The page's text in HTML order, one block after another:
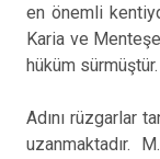
en önemli
Karia ve
hüküm
Adını rüzgarlar
uzanmaktadır.